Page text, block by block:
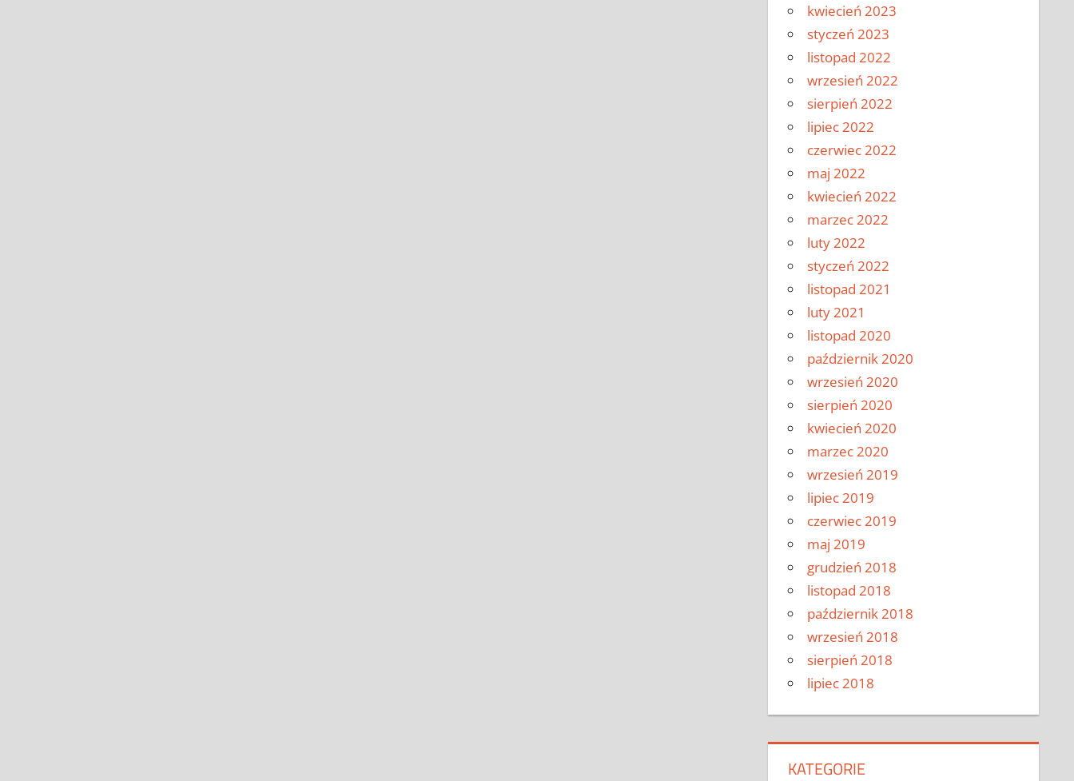
kwiecień 2023
styczeń 2023
listopad 2022
wrzesień 2022
sierpień 2022
lipiec 2022
czerwiec 2022
maj 2022
kwiecień 2022
marzec 2022
luty 2022
styczeń 2022
listopad 2021
luty 2021
listopad 2020
październik 2020
wrzesień 2020
sierpień 2020
kwiecień 2020
marzec 2020
wrzesień 2019
lipiec 2019
czerwiec 2019
maj 2019
grudzień 2018
listopad 2018
październik 2018
wrzesień 2018
sierpień 2018
lipiec 2018
KATEGORIE